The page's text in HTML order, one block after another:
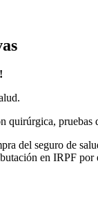
pruebas
del seguro de
en IRPF por